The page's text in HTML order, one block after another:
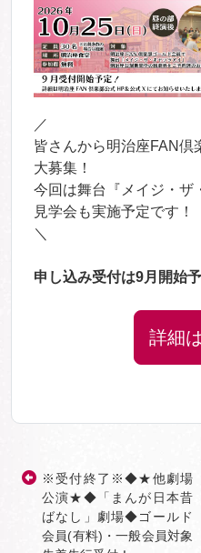
／
皆さんから明治座FAN倶
大募集！
今回は舞台『メイジ・ザ
見学会も実施予定です！
＼
申し込み受付は9月開始予
詳細
※受付終了※◆★他劇場
公演★◆「まんが日本昔
ばなし」劇場◆ゴールド
会員(有料)・一般会員対象